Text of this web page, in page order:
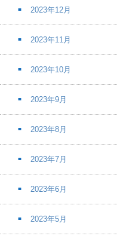
2023年12月
2023年11月
2023年10月
2023年9月
2023年8月
2023年7月
2023年6月
2023年5月